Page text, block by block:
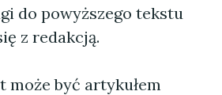
do powyższego tekstu
z redakcją.
może być artykułem